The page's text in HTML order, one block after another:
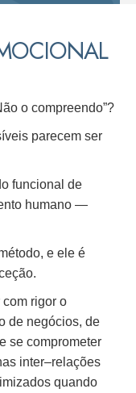
o compreendo”?
parecem ser
funcional de
humano —
e ele é
rigor o
de negócios, de
se comprometer
inter–relações
quando